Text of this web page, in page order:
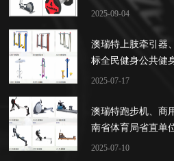
2025-09-04
澳瑞特上肢牵引器
标全民健身公共健
2025-07-17
澳瑞特跑步机、商
南省体育局省直单
2025-07-10